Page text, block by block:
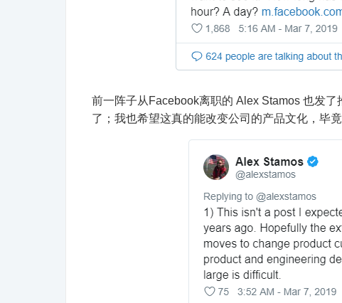
前一阵子从Facebook离职的 Alex Stamos 也发
了；我也希望这真的能改变公司的产品文化，毕